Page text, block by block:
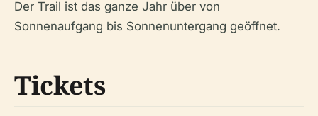
Der Trail ist das ganze Jahr über von
Sonnenaufgang bis Sonnenuntergang geöffnet.
Tickets